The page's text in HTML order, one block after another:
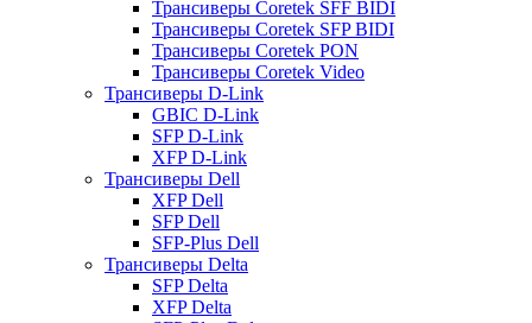
Трансиверы Coretek SFF BIDI
Трансиверы Coretek SFP BIDI
Трансиверы Coretek PON
Трансиверы Coretek Video
Трансиверы D-Link
GBIC D-Link
SFP D-Link
XFP D-Link
Трансиверы Dell
XFP Dell
SFP Dell
SFP-Plus Dell
Трансиверы Delta
SFP Delta
XFP Delta